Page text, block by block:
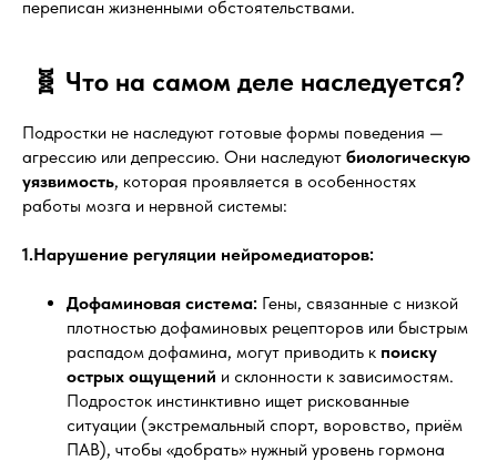
переписан жизненными обстоятельствами.
🧬 Что на самом деле наследуется?
Подростки не наследуют готовые формы поведения —
агрессию или депрессию. Они наследуют биологическую
уязвимость, которая проявляется в особенностях
работы мозга и нервной системы:
1.Нарушение регуляции нейромедиаторов:
Дофаминовая система: Гены, связанные с низкой
плотностью дофаминовых рецепторов или быстрым
распадом дофамина, могут приводить к поиску
острых ощущений и склонности к зависимостям.
Подросток инстинктивно ищет рискованные
ситуации (экстремальный спорт, воровство, приём
ПАВ), чтобы «добрать» нужный уровень гормона